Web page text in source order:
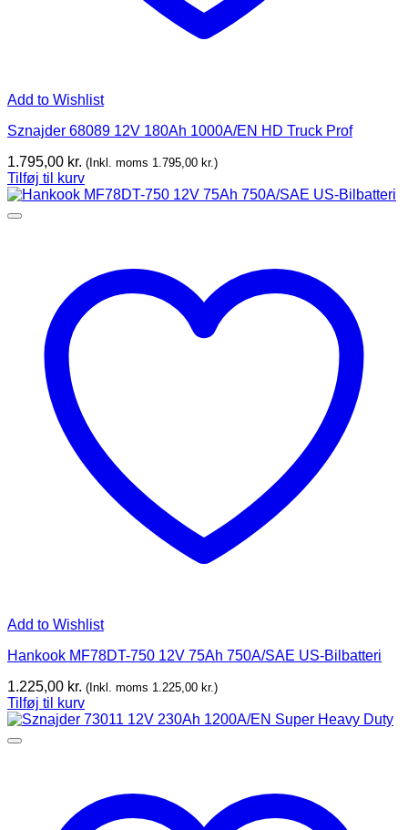
Add to Wishlist
Sznajder 68089 12V 180Ah 1000A/EN HD Truck Prof
1.795,00 kr. (Inkl. moms 1.795,00 kr.)
Tilføj til kurv
Add to Wishlist
Hankook MF78DT-750 12V 75Ah 750A/SAE US-Bilbatteri
1.225,00 kr. (Inkl. moms 1.225,00 kr.)
Tilføj til kurv